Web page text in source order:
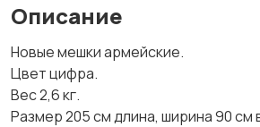
Описание
Новые мешки армейские.
Цвет цифра.
Вес 2,6 кг.
Размер 205 см длина, ширина 90 см